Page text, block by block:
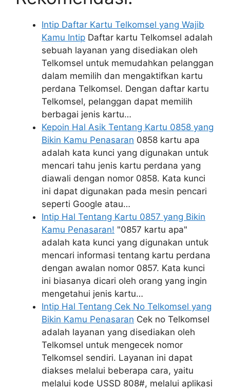
Intip Daftar Kartu Telkomsel yang Wajib
Kamu Intip Daftar kartu Telkomsel adalah
sebuah layanan yang disediakan oleh
Telkomsel untuk memudahkan pelanggan
dalam memilih dan mengaktifkan kartu
perdana Telkomsel. Dengan daftar kartu
Telkomsel, pelanggan dapat memilih
berbagai jenis kartu…
Kepoin Hal Asik Tentang Kartu 0858 yang
Bikin Kamu Penasaran 0858 kartu apa
adalah kata kunci yang digunakan untuk
mencari tahu jenis kartu perdana yang
diawali dengan nomor 0858. Kata kunci
ini dapat digunakan pada mesin pencari
seperti Google atau…
Intip Hal Tentang Kartu 0857 yang Bikin
Kamu Penasaran! "0857 kartu apa"
adalah kata kunci yang digunakan untuk
mencari informasi tentang kartu perdana
dengan awalan nomor 0857. Kata kunci
ini biasanya dicari oleh orang yang ingin
mengetahui jenis kartu…
Intip Hal Tentang Cek No Telkomsel yang
Bikin Kamu Penasaran Cek no Telkomsel
adalah layanan yang disediakan oleh
Telkomsel untuk mengecek nomor
Telkomsel sendiri. Layanan ini dapat
diakses melalui beberapa cara, yaitu
melalui kode USSD 808#, melalui aplikasi